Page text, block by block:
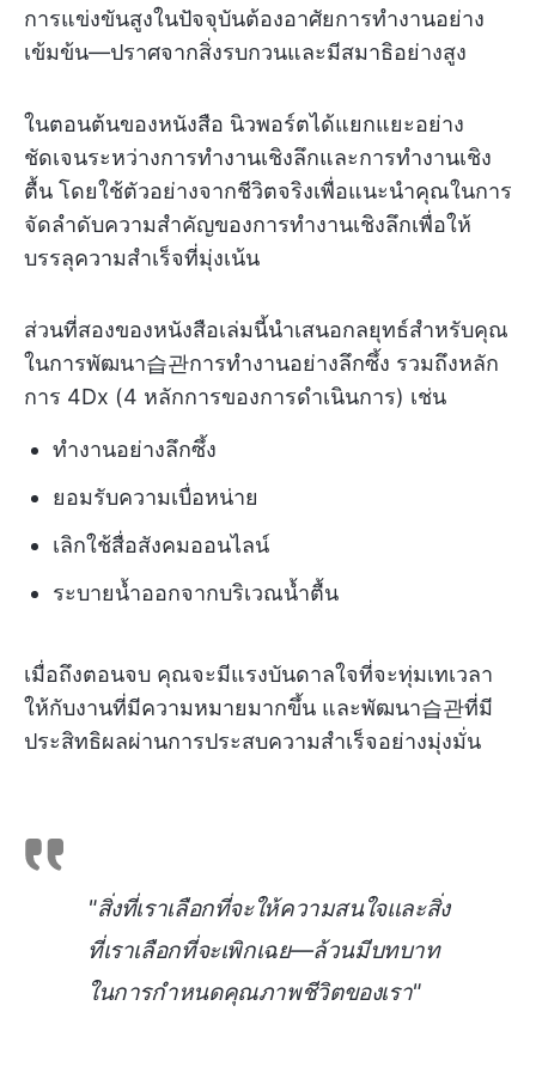
การแข่งขันสูงในปัจจุบันต้องอาศัยการทำงานอย่าง
เข้มข้น—ปราศจากสิ่งรบกวนและมีสมาธิอย่างสูง
ในตอนต้นของหนังสือ นิวพอร์ตได้แยกแยะอย่าง
ชัดเจนระหว่างการทำงานเชิงลึกและการทำงานเชิง
ตื้น โดยใช้ตัวอย่างจากชีวิตจริงเพื่อแนะนำคุณในการ
จัดลำดับความสำคัญของการทำงานเชิงลึกเพื่อให้
บรรลุความสำเร็จที่มุ่งเน้น
ส่วนที่สองของหนังสือเล่มนี้นำเสนอกลยุทธ์สำหรับคุณ
ในการพัฒนา습관การทำงานอย่างลึกซึ้ง รวมถึงหลัก
การ 4Dx (4 หลักการของการดำเนินการ) เช่น
ทำงานอย่างลึกซึ้ง
ยอมรับความเบื่อหน่าย
เลิกใช้สื่อสังคมออนไลน์
ระบายน้ำออกจากบริเวณน้ำตื้น
เมื่อถึงตอนจบ คุณจะมีแรงบันดาลใจที่จะทุ่มเทเวลา
ให้กับงานที่มีความหมายมากขึ้น และพัฒนา습관ที่มี
ประสิทธิผลผ่านการประสบความสำเร็จอย่างมุ่งมั่น
"สิ่งที่เราเลือกที่จะให้ความสนใจและสิ่ง
ที่เราเลือกที่จะเพิกเฉย—ล้วนมีบทบาท
ในการกำหนดคุณภาพชีวิตของเรา"